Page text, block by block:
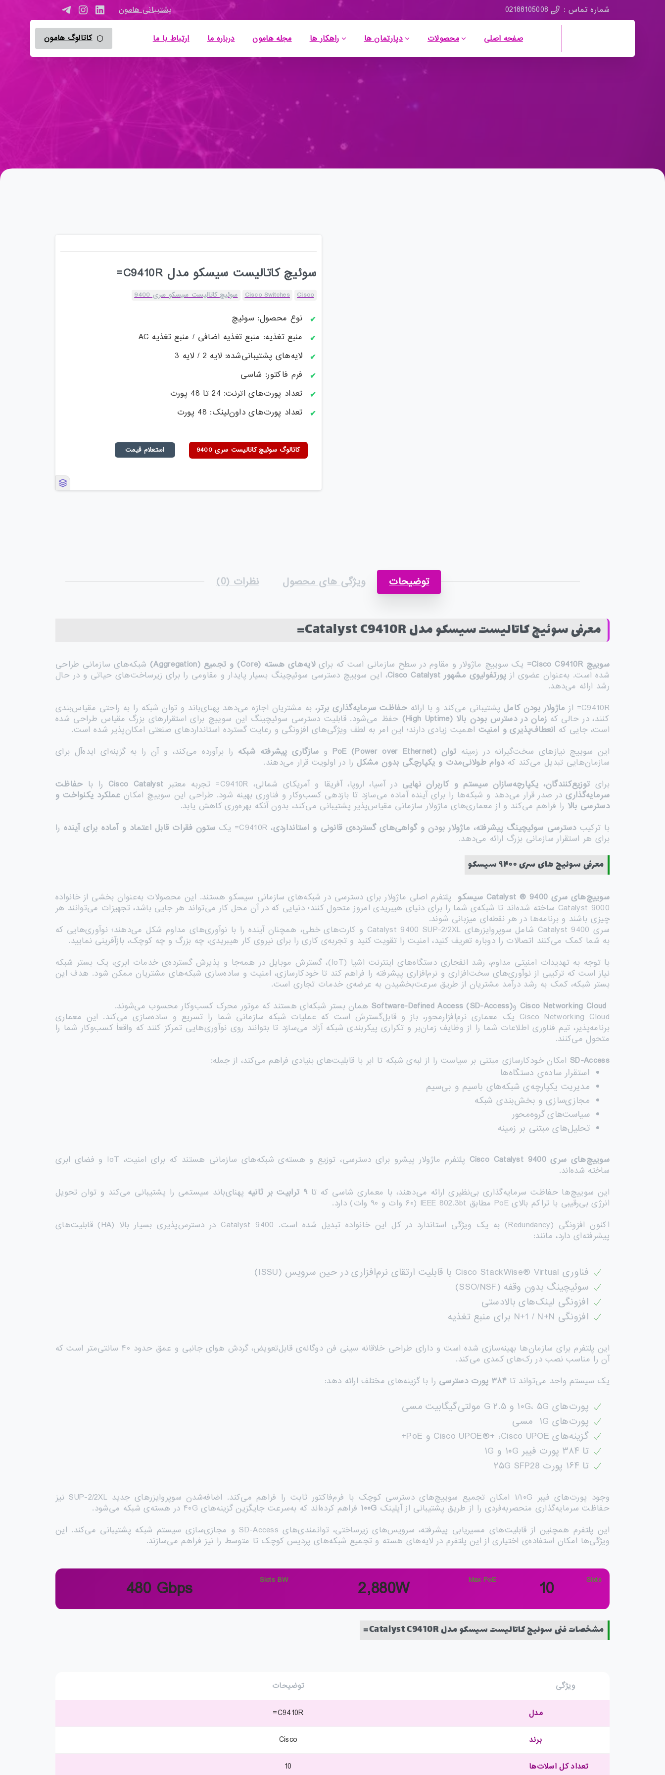
شماره تماس : 02188105008 پشتیبانی هامون
صفحه اصلی محصولات دپارتمان ها راهکار ها مجله هامون درباره ما ارتباط با ما کاتالوگ هامون
سوئیچ کاتالیست سیسکو مدل C9410R=
Cisco
Cisco Switches سوئیچ کاتالیست سیسکو سری 9400
نوع محصول: سوئیچ
منبع تغذیه: منبع تغذیه اضافی / منبع تغذیه AC
لایه‌های پشتیبانی‌شده: لایه 2 / لایه 3
فرم فاکتور: شاسی
تعداد پورت‌های اترنت: 24 تا 48 پورت
تعداد پورت‌های داون‌لینک: 48 پورت
کاتالوگ سوئیچ کاتالیست سری 9400 استعلام قیمت
توضیحات ویژگی های محصول نظرات (0)
معرفی سوئیچ کاتالیست سیسکو مدل Catalyst C9410R=
سوییچ Cisco C9410R= یک سوییچ ماژولار و مقاوم در سطح سازمانی است که برایلایه‌های هسته (Core) و تجمیع (Aggregation)
شبکه‌های سازمانی طراحی
شده است. به‌عنوان عضوی از پورتفولیوی مشهورCisco Catalyst
، این سوییچ دسترسی سوئیچینگ بسیار پایدار و مقاومی را برای زیرساخت‌های حیاتی و در حال
رشد ارائه می‌دهد.
C9410R= از
ماژولار بودن کامل پشتیبانی می‌کند و با ارائه حفاظت سرمایه‌گذاری برتر، به مشتریان اجازه می‌دهد پهنای‌باند و توان شبکه را به راحتی مقیاس‌بندی
کنند، در حالی که زمان در دسترس بودن بالا (High Uptime)
حفظ می‌شود. قابلیت دسترسی سوئیچینگ این سوییچ برای استقرارهای بزرگ مقیاس طراحی شده
است، جایی که انعطاف‌پذیری و امنیت اهمیت زیادی دارند؛ این امر به لطف ویژگی‌های افزونگی و رعایت گسترده استانداردهای صنعتی امکان‌پذیر شده است.
این سوییچ نیازهای سخت‌گیرانه در زمینه توان و سازگاری پیشرفته شبکه را برآورده می‌کند، و آن را به گزینه‌ای ایده‌آل برای
سازمان‌هایی تبدیل می‌کند کهدوام طولانی‌مدت و یکپارچگی بدون مشکل را در اولویت قرار می‌دهند.
برای توزیع‌کنندگان، یکپارچه‌سازان سیستم و کاربران نهایی در آسیا، اروپا، آفریقا و آمریکای شمالی، C9410R= تجربه معتبر Cisco Catalyst را با حفاظت
سرمایه‌گذاریدر صدر قرار می‌دهد و شبکه‌ها را برای آینده آماده می‌سازد تا بازدهی کسب‌وکار و فناوری بهینه شود. طراحی این سوییچ امکان عملکرد یکنواخت و
دسترسی بالا را فراهم می‌کند و از معماری‌های ماژولار سازمانی مقیاس‌پذیر پشتیبانی می‌کند، بدون آنکه بهره‌وری کاهش یابد.
با ترکیبدسترسی سوئیچینگ پیشرفته، ماژولار بودن و گواهی‌های گسترده‌ی قانونی و استانداردی، C9410R= یک ستون فقرات قابل اعتماد و آماده برای آینده را
برای هر استقرار سازمانی بزرگ ارائه می‌دهد.
معرفی سوئیچ های سری ۹۴۰۰ سیسکو
سوییچ‌های سریCatalyst ® 9400 سیسکو پلتفرم اصلی ماژولار برای دسترسی در شبکه‌های سازمانی سیسکو هستند. این محصولات به‌عنوان بخشی از خانواده
Catalyst 9000 ساخته شده‌اند تا شبکه‌ی شما را برای دنیای هیبریدی امروز متحول کنند؛ دنیایی که در آن محل کار می‌تواند هر جایی باشد، تجهیزات می‌توانند هر
چیزی باشند و برنامه‌ها در هر نقطه‌ای میزبانی شوند.
سری Catalyst 9400 شامل سوپروایزرهای Catalyst 9400 SUP-2/2XL و کارت‌های خطی، همچنان آینده را با نوآوری‌های مداوم شکل می‌دهند؛ نوآوری‌هایی که
به شما کمک می‌کنند اتصالات را دوباره تعریف کنید، امنیت را تقویت کنید و تجربه‌ی کاری را برای نیروی کار هیبریدی، چه بزرگ و چه کوچک، بازآفرینی نمایید.
با توجه به تهدیدات امنیتی مداوم، رشد انفجاری دستگاه‌های اینترنت اشیا (IoT)، گسترش موبایل در همه‌جا و پذیرش گسترده‌ی خدمات ابری، یک بستر شبکه
نیاز است که ترکیبی از نوآوری‌های سخت‌افزاری و نرم‌افزاری پیشرفته را فراهم کند تا خودکارسازی، امنیت و ساده‌سازی شبکه‌های مشتریان ممکن شود. هدف این
بستر شبکه، کمک به رشد درآمد مشتریان از طریق سرعت‌بخشیدن به عرضه‌ی خدمات تجاری است.
وSoftware-Defined Access (SD-Access) همان بستر شبکه‌ای هستند که موتور محرک کسب‌وکار محسوب می‌شوند.
Cisco Networking Cloud یک معماری نرم‌افزارمحور، باز و قابل‌گسترش است که عملیات شبکه سازمانی شما را تسریع و ساده‌سازی می‌کند. این معماری
برنامه‌پذیر، تیم فناوری اطلاعات شما را از وظایف زمان‌بر و تکراری پیکربندی شبکه آزاد می‌سازد تا بتوانند روی نوآوری‌هایی تمرکز کنند که واقعاً کسب‌وکار شما را
متحول می‌کنند.
SD-Accessامکان خودکارسازی مبتنی بر سیاست را از لبه‌ی شبکه تا ابر با قابلیت‌های بنیادی فراهم می‌کند، از جمله:
استقرار ساده‌ی دستگاه‌ها
مدیریت یکپارچه‌ی شبکه‌های باسیم و بی‌سیم
مجازی‌سازی و بخش‌بندی شبکه
سیاست‌های گروه‌محور
تحلیل‌های مبتنی بر زمینه
سوییچ‌های سریCisco Catalyst 9400
پلتفرم ماژولار پیشرو برای دسترسی، توزیع و هسته‌ی شبکه‌های سازمانی هستند که برای امنیت، IoT و فضای ابری
ساخته شده‌اند.
این سوییچ‌ها حفاظت سرمایه‌گذاری بی‌نظیری ارائه می‌دهند، با معماری شاسی که تا۹ ترابیت بر ثانیه پهنای‌باند سیستمی را پشتیبانی می‌کند و توان تحویل
انرژی بی‌رقیبی با تراکم بالای PoE مطابق IEEE 802.3bt (۶۰ وات و ۹۰ وات) دارد.
اکنون افزونگی (Redundancy) به یک ویژگی استاندارد در کل این خانواده تبدیل شده است. Catalyst 9400 در دسترس‌پذیری بسیار بالا (HA) قابلیت‌های
پیشرفته‌ای دارد، مانند:
فناوری Cisco StackWise® Virtual با قابلیت ارتقای نرم‌افزاری در حین سرویس (ISSU)
سوئیچینگ بدون وقفه (SSO/NSF)
افزونگی لینک‌های بالادستی
افزونگی N+1 / N+N برای منبع تغذیه
این پلتفرم برای سازمان‌ها بهینه‌سازی شده است و دارای طراحی خلاقانه سینی فن دوگانه‌ی قابل‌تعویض، گردش هوای جانبی و عمق حدود ۴۰ سانتی‌متر است که
آن را مناسب نصب در رک‌های کمدی می‌کند.
یک سیستم واحد می‌تواند تا ۳۸۴ پورت دسترسی را با گزینه‌های مختلف ارائه دهد:
پورت‌های ۱۰G، ۵G و ۲.۵ G مولتی‌گیگابیت مسی
پورت‌های ۱G مسی
گزینه‌های Cisco UPOE®+ ،Cisco UPOE و PoE+
تا ۳۸۴ پورت فیبر ۱۰G و ۱G
تا ۱۶۴ پورت ۲۵G SFP28
وجود پورت‌های فیبر ۱/۱۰G امکان تجمیع سوییچ‌های دسترسی کوچک با فرم‌فاکتور ثابت را فراهم می‌کند. اضافه‌شدن سوپروایزرهای جدید SUP-2/2XL نیز
حفاظت سرمایه‌گذاری منحصربه‌فردی را از طریق پشتیبانی از آپلینک
۱۰۰G
فراهم کرده‌اند که به‌سرعت جایگزین گزینه‌های ۴۰G در هسته‌ی شبکه می‌شود.
این پلتفرم همچنین از قابلیت‌های مسیریابی پیشرفته، سرویس‌های زیرساختی، توانمندی‌های SD-Access و مجازی‌سازی سیستم شبکه پشتیبانی می‌کند. این
ویژگی‌ها امکان استفاده‌ی اختیاری از این پلتفرم در لایه‌های هسته و تجمیع شبکه‌های پردیس کوچک تا متوسط را نیز فراهم می‌سازند.
10 Slots
2,880W Max PoE
480 Gbps Slots BW
مشخصات فنی سوئیچ کاتالیست سیسکو مدل Catalyst C9410R=
ویژگی توضیحات
مدل C9410R=
برند Cisco
تعداد کل اسلات‌ها 10